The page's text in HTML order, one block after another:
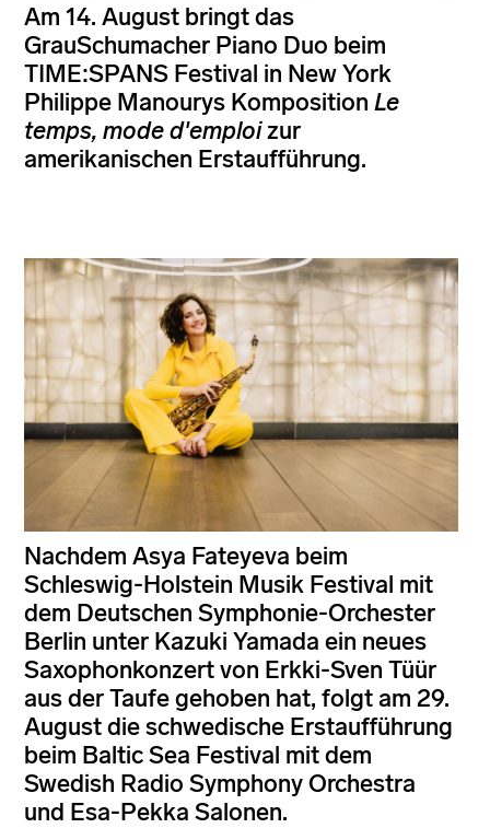
Am 14. August bringt das
GrauSchumacher Piano Duo beim
TIME:SPANS Festival in New York
Philippe Manourys Komposition Le
temps, mode d'emploizur
amerikanischen Erstaufführung.
Nachdem Asya Fateyeva beim
Schleswig-Holstein Musik Festival mit
dem Deutschen Symphonie-Orchester
Berlin unter Kazuki Yamada ein neues
Saxophonkonzert von Erkki-Sven Tüür
aus der Taufe gehoben hat, folgt am 29.
August die schwedische Erstaufführung
beim Baltic Sea Festival mit dem
Swedish Radio Symphony Orchestra
und Esa-Pekka Salonen.